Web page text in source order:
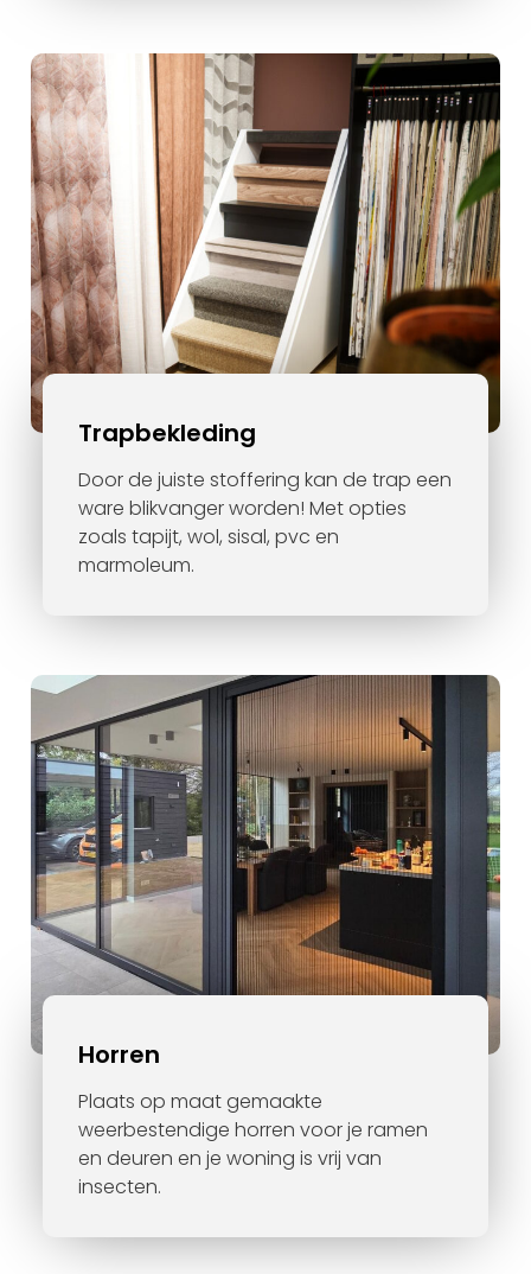
Trapbekleding
Door de juiste stoffering kan de trap een
ware blikvanger worden! Met opties
zoals tapijt, wol, sisal, pvc en
marmoleum.
Horren
Plaats op maat gemaakte
weerbestendige horren voor je ramen
en deuren en je woning is vrij van
insecten.